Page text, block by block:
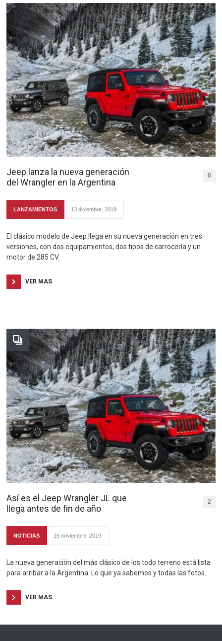
Jeep lanza la nueva generación
del Wrangler en la Argentina
0
LANZAMIENTOS 13 diciembre, 2019
El clásico modelo de Jeep llega en su nueva generación en tres
versiones, con dos equipamientos, dos tipos de carrocería y un
motor de 285 CV.
VER MAS
Así es el Jeep Wrangler JL que
llega antes de fin de año
2
NOTICIAS 15 noviembre, 2019
La nueva generación del más clásico de los todo terreno está lista
para arribar a la Argentina. Lo que ya sabemos y todas las fotos.
VER MAS